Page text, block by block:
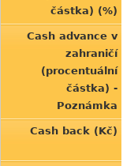
částka) (%)
Cash advance v
zahraničí
(procentuální
částka) -
Poznámka
Cash back (Kč)